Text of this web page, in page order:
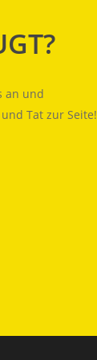
an und
Tat zur Seite!